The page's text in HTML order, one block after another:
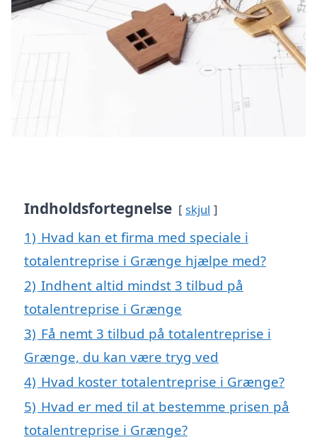
Indholdsfortegnelse skjul
1) Hvad kan et firma med speciale i
totalentreprise i Grænge hjælpe med?
2) Indhent altid mindst 3 tilbud på
totalentreprise i Grænge
3) Få nemt 3 tilbud på totalentreprise i
Grænge, du kan være tryg ved
4) Hvad koster totalentreprise i Grænge?
5) Hvad er med til at bestemme prisen på
totalentreprise i Grænge?